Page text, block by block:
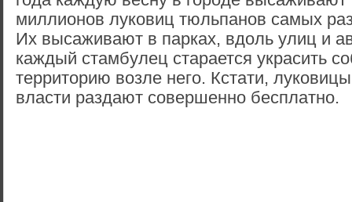
миллионов луковиц тюльпанов самых
Их высаживают в парках, вдоль улиц и
каждый стамбулец старается украсить
территорию возле него. Кстати,
власти раздают совершенно бесплатно.